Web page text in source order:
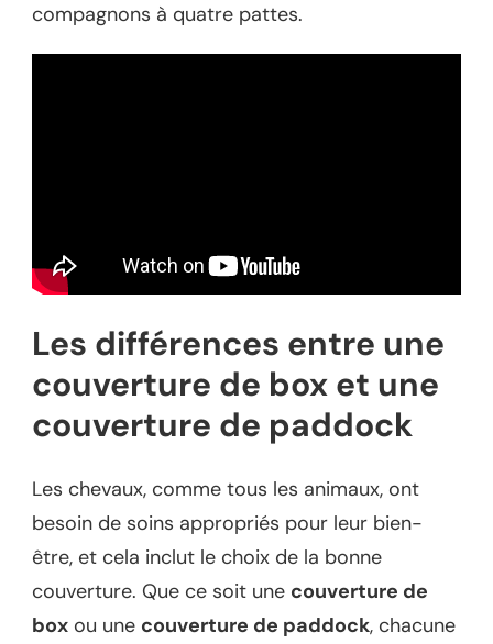
compagnons à quatre pattes.
Les différences entre une
couverture de box et une
couverture de paddock
Les chevaux, comme tous les animaux, ont
besoin de soins appropriés pour leur bien-
être, et cela inclut le choix de la bonne
couverture. Que ce soit une couverture de
box ou une couverture de paddock, chacune